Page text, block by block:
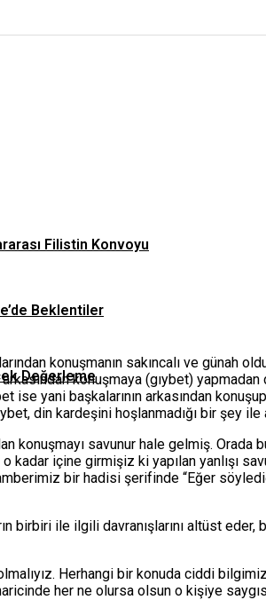
Filistin Konvoyu
Beklentiler
Değerleme
konuşmanın sakıncalı ve
konuşmaya (gıybet)
ise yani başkalarının arkasından
din kardeşini hoşlanmadığı bir şey ile
savunur hale gelmiş. Orada
kadar içine girmişiz ki yapılan yanlışı
bir hadisi şerifinde “Eğer
birbiri ile ilgili davranışlarını altüst
Herhangi bir konuda ciddi
her ne olursa olsun o kişiye